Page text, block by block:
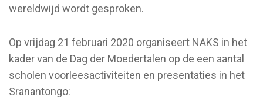
wereldwijd wordt gesproken.
Op vrijdag 21 februari 2020 organiseert NAKS in het
kader van de Dag der Moedertalen op de een aantal
scholen voorleesactiviteiten en presentaties in het
Sranantongo: